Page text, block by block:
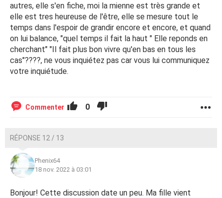
autres, elle s'en fiche, moi la mienne est très grande et
elle est tres heureuse de l'être, elle se mesure tout le
temps dans l'espoir de grandir encore et encore, et quand
on lui balance, "quel temps il fait la haut " Elle reponds en
cherchant" "Il fait plus bon vivre qu'en bas en tous les
cas"????, ne vous inquiétez pas car vous lui communiquez
votre inquiétude.
Commenter 0
RÉPONSE 12 / 13
Phenix64
18 nov. 2022 à 03:01
Bonjour! Cette discussion date un peu. Ma fille vient